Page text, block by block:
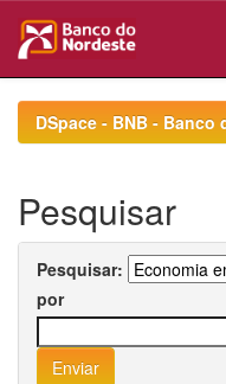
navigationDSpace - BNB -
Pesquisar
Pesquisar:
por